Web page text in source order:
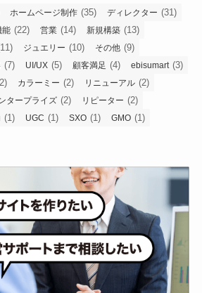
ホームページ制作 (35) ディレクター (31)
能 (22) 営業 (14) 新規構築 (13)
ジュエリー (10) その他 (9)
(7) UI/UX (5) 顧客満足 (4) ebisumart (3)
カラーミー (2) リニューアル (2)
タープライズ (2) リピーター (2)
(1) UGC (1) SXO (1) GMO (1)